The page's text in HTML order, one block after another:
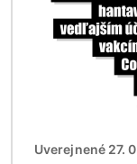
Uverejnené 27.